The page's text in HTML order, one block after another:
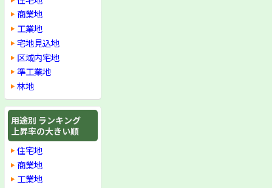
商業地
工業地
宅地見込地
区域内宅地
準工業地
林地
用途別 ランキング
上昇率の大きい順
住宅地
商業地
工業地